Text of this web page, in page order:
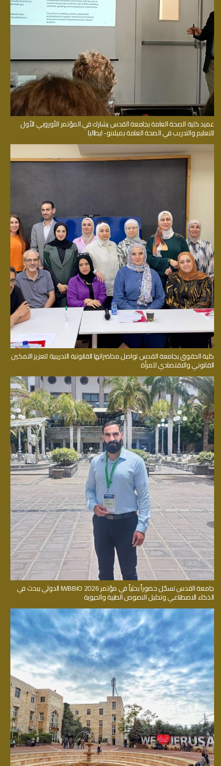
عميد كلية الصحة العامة بجامعة القدس يشارك في المؤتمر الأوروبي الأول
للتعليم والتدريب في الصحة العامة بميلانو- ايطاليا
كلية الحقوق بجامعة القدس تواصل محاضراتها القانونية التدريبية لتعزيز التمكين
القانوني والاقتصادي للمرأة
جامعة القدس تسجّل حضوراً بحثياً في مؤتمر IWBBIO 2026 الدولي ببحث في
الذكاء الاصطناعي وتحليل النصوص الطبية والحيوية